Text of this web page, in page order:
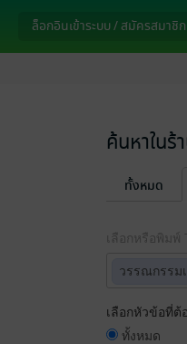
ล็อกอินเข้าระบบ / สมัครสมาชิก
ค้นหาใน
ทั้งหมด
เลือกหรือพิม
วรรณกรรม
เลือกหัวข้อที่ต้
ทั้งหมด